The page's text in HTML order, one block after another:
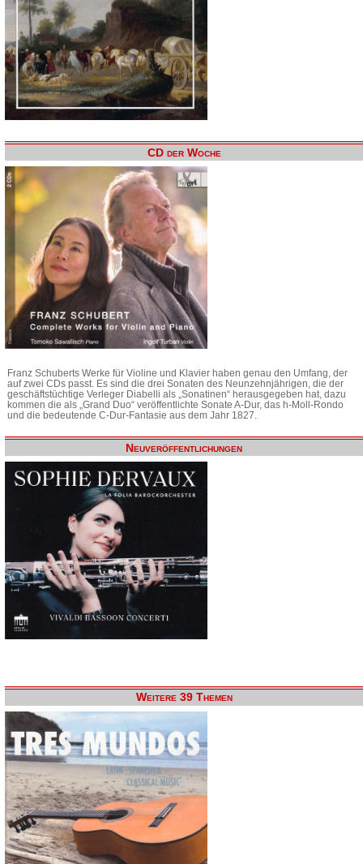
CD der Woche
Franz Schuberts Werke für Violine und Klavier haben genau den Umfang, der
auf zwei CDs passt. Es sind die drei Sonaten des Neunzehnjährigen, die der
geschäftstüchtige Verleger Diabelli als „Sonatinen“ herausgegeben hat, dazu
kommen die als „Grand Duo“ veröffentlichte Sonate A-Dur, das h-Moll-Rondo
und die bedeutende C-Dur-Fantasie aus dem Jahr 1827.
Neuveröffentlichungen
Weitere 39 Themen